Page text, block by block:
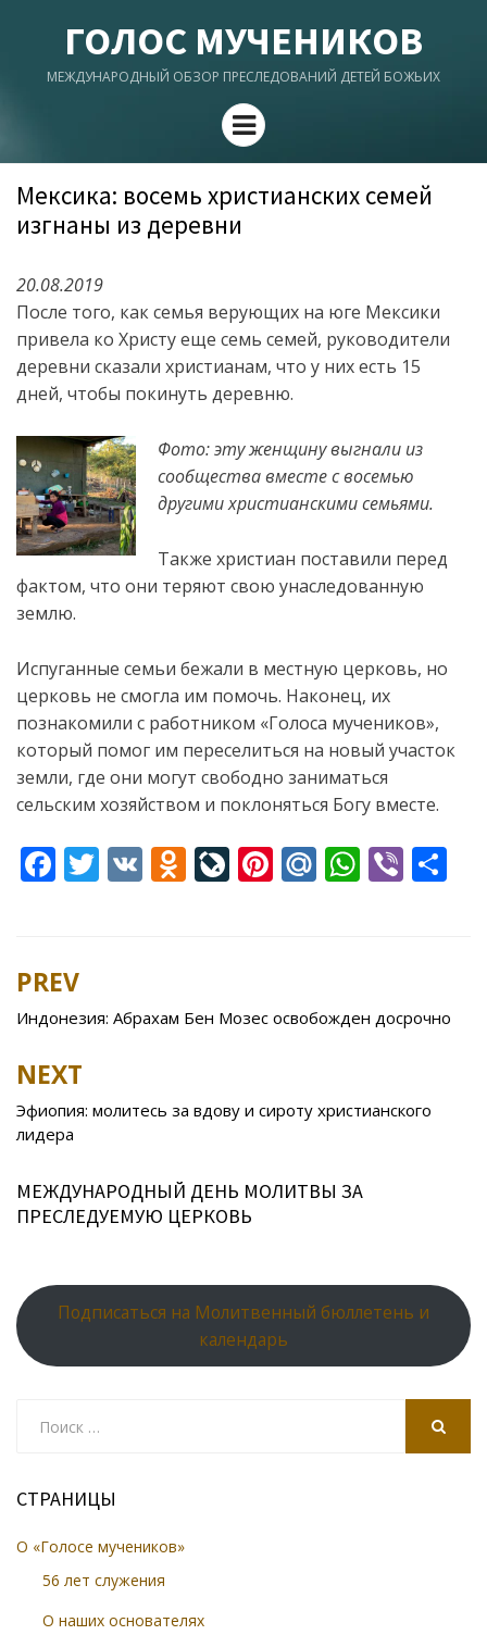
ГОЛОС МУЧЕНИКОВ
МЕЖДУНАРОДНЫЙ ОБЗОР ПРЕСЛЕДОВАНИЙ ДЕТЕЙ БОЖЬИХ
Menu
Мексика: восемь христианских семей
изгнаны из деревни
20.08.2019
После того, как семья верующих на юге Мексики
привела ко Христу еще семь семей, руководители
деревни сказали христианам, что у них есть 15
дней, чтобы покинуть деревню.
Фото: эту женщину выгнали из
сообщества вместе с восемью
другими христианскими семьями.
Также христиан поставили перед
фактом, что они теряют свою унаследованную
землю.
Испуганные семьи бежали в местную церковь, но
церковь не смогла им помочь. Наконец, их
познакомили с работником «Голоса мучеников»,
который помог им переселиться на новый участок
земли, где они могут свободно заниматься
сельским хозяйством и поклоняться Богу вместе.
F
b
o
o
k
T V O
kl
as
ni
Li
u
r
al
Pi
st
M
u
W
A
p
Vi
Post
navigation
PREV
Индонезия: Абрахам Бен Мозес освобожден досрочно
NEXT
Эфиопия: молитесь за вдову и сироту христианского
лидера
МЕЖДУНАРОДНЫЙ ДЕНЬ МОЛИТВЫ ЗА
ПРЕСЛЕДУЕМУЮ ЦЕРКОВЬ
Подписаться на Молитвенный бюллетень и
календарь
СТРАНИЦЫ
О «Голосе мучеников»
56 лет служения
О наших основателях